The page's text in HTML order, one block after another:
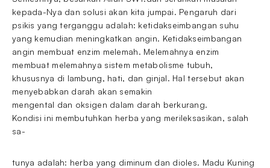
kepada-Nya dan solusi akan kita jumpai. Pengaruh dari
psikis yang terganggu adalah: ketidakseimbangan suhu
yang kemudian meningkatkan angin. Ketidakseimbangan
angin membuat enzim melemah. Melemahnya enzim
membuat melemahnya sistem metabolisme tubuh,
khususnya di lambung, hati, dan ginjal. Hal tersebut akan
menyebabkan darah akan semakin
mengental dan oksigen dalam darah berkurang.
Kondisi ini membutuhkan herba yang merileksasikan, salah
sa-
tunya adalah: herba yang diminum dan dioles. Madu Kuning